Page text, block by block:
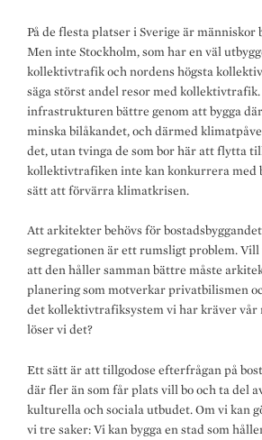
På de flesta platser i Sverige är människor
Men inte Stockholm, som har en väl
kollektivtrafik och nordens högsta
säga störst andel resor med
infrastrukturen bättre genom att bygga
minska bilåkandet, och därmed
det, utan tvinga de som bor här att flytta
kollektivtrafiken inte kan konkurrera med
sätt att förvärra klimatkrisen.
Att arkitekter behövs för
segregationen är ett rumsligt problem. Vill
att den håller samman bättre måste
planering som motverkar privatbilismen
det kollektivtrafiksystem vi har kräver vår
löser vi det?
Ett sätt är att tillgodose efterfrågan på
där fler än som får plats vill bo och ta del
kulturella och sociala utbudet. Om vi kan
vi tre saker: Vi kan bygga en stad som